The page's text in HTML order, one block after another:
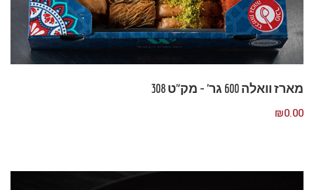
מארז וואלה 600 גר’ – מק”ט 308
₪0.00